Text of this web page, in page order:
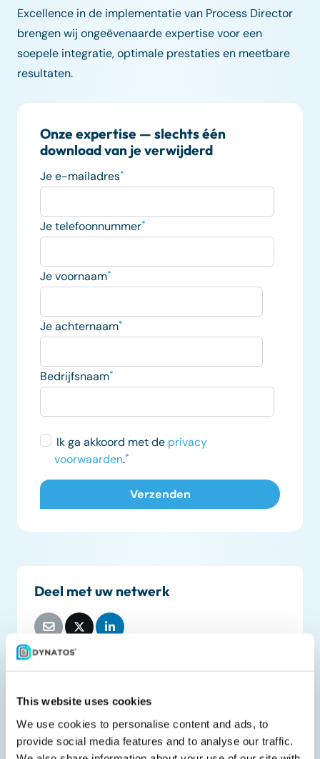
This website uses cookies
We use cookies to personalise content and ads, to
provide social media features and to analyse our traffic.
Excellence in de implementatie van Process Director
brengen wij ongeëvenaarde expertise voor een
soepele integratie, optimale prestaties en meetbare
resultaten.
Onze expertise — slechts één
download van je verwijderd
Je e-mailadres*
Je telefoonnummer*
Je voornaam*
Je achternaam*
Bedrijfsnaam*
Ik ga akkoord met de privacy
voorwaarden.*
Deel met uw netwerk